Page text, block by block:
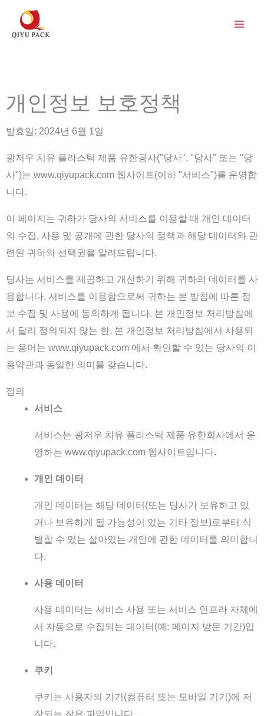
뛰
기
개인정보 보호정책
발효일: 2024년 6월 1일
광저우 치유 플라스틱 제품 유한공사("당사", "당사" 또는 "당
사")는 www.qiyupack.com 웹사이트(이하 "서비스")를 운영합
니다.
이 페이지는 귀하가 당사의 서비스를 이용할 때 개인 데이터
의 수집, 사용 및 공개에 관한 당사의 정책과 해당 데이터와 관
련된 귀하의 선택권을 알려드립니다.
당사는 서비스를 제공하고 개선하기 위해 귀하의 데이터를 사
용합니다. 서비스를 이용함으로써 귀하는 본 방침에 따른 정
보 수집 및 사용에 동의하게 됩니다. 본 개인정보 처리방침에
서 달리 정의되지 않는 한, 본 개인정보 처리방침에서 사용되
는 용어는 www.qiyupack.com 에서 확인할 수 있는 당사의 이
용약관과 동일한 의미를 갖습니다.
정의
서비스
서비스는 광저우 치유 플라스틱 제품 유한회사에서 운
영하는 www.qiyupack.com 웹사이트입니다.
개인 데이터
개인 데이터는 해당 데이터(또는 당사가 보유하고 있
거나 보유하게 될 가능성이 있는 기타 정보)로부터 식
별할 수 있는 살아있는 개인에 관한 데이터를 의미합니
다.
사용 데이터
사용 데이터는 서비스 사용 또는 서비스 인프라 자체에
서 자동으로 수집되는 데이터(예: 페이지 방문 기간)입
니다.
쿠키
쿠키는 사용자의 기기(컴퓨터 또는 모바일 기기)에 저
장되는 작은 파일입니다.